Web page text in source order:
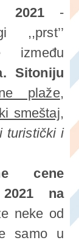
2021 -
,,prst’’
Sitoniju
plaže,
smeštaj,
turistički i
cene
na
neke od
samo u